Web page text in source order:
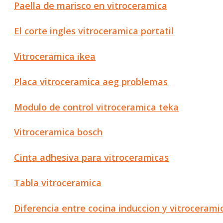
Paella de marisco en vitroceramica
El corte ingles vitroceramica portatil
Vitroceramica ikea
Placa vitroceramica aeg problemas
Modulo de control vitroceramica teka
Vitroceramica bosch
Cinta adhesiva para vitroceramicas
Tabla vitroceramica
Diferencia entre cocina induccion y